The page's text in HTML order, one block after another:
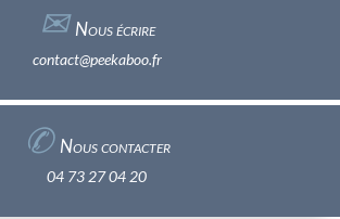
✉︎Nous écrire
contact@peekaboo.fr
✆ Nous contacter
04 73 27 04 20